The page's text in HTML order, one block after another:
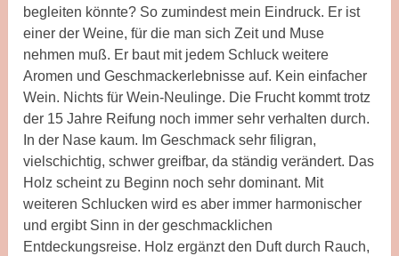
begleiten könnte? So zumindest mein Eindruck. Er ist
einer der Weine, für die man sich Zeit und Muse
nehmen muß. Er baut mit jedem Schluck weitere
Aromen und Geschmackerlebnisse auf. Kein einfacher
Wein. Nichts für Wein-Neulinge. Die Frucht kommt trotz
der 15 Jahre Reifung noch immer sehr verhalten durch.
In der Nase kaum. Im Geschmack sehr filigran,
vielschichtig, schwer greifbar, da ständig verändert. Das
Holz scheint zu Beginn noch sehr dominant. Mit
weiteren Schlucken wird es aber immer harmonischer
und ergibt Sinn in der geschmacklichen
Entdeckungsreise. Holz ergänzt den Duft durch Rauch,